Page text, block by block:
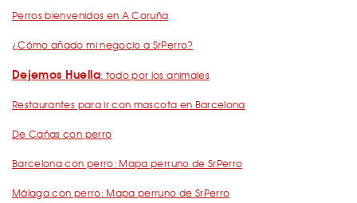
Perros bienvenidos en A Coruña
¿Cómo añado mi negocio a SrPerro?
Dejemos Huella: todo por los animales
Restaurantes para ir con mascota en Barcelona
De Cañas con perro
Barcelona con perro: Mapa perruno de SrPerro
Málaga con perro: Mapa perruno de SrPerro